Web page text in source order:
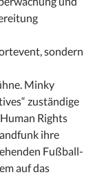
sondern
Minky
zuständige
Rights
ihre
Fußball-
auf das